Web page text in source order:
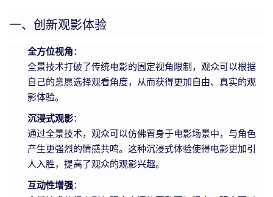
一、创新观影体验
全方位视角：
全景技术打破了传统电影的固定视角限制，观众可以根据
自己的意愿选择观看角度，从而获得更加自由、真实的观
影体验。
沉浸式观影：
通过全景技术，观众可以仿佛置身于电影场景中，与角色
产生更强烈的情感共鸣。这种沉浸式体验使得电影更加引
人入胜，提高了观众的观影兴趣。
互动性增强：